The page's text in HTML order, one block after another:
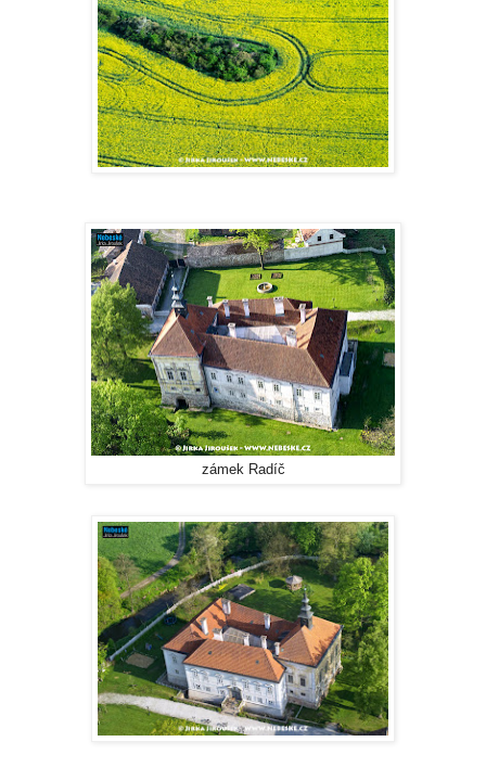
zámek Radíč